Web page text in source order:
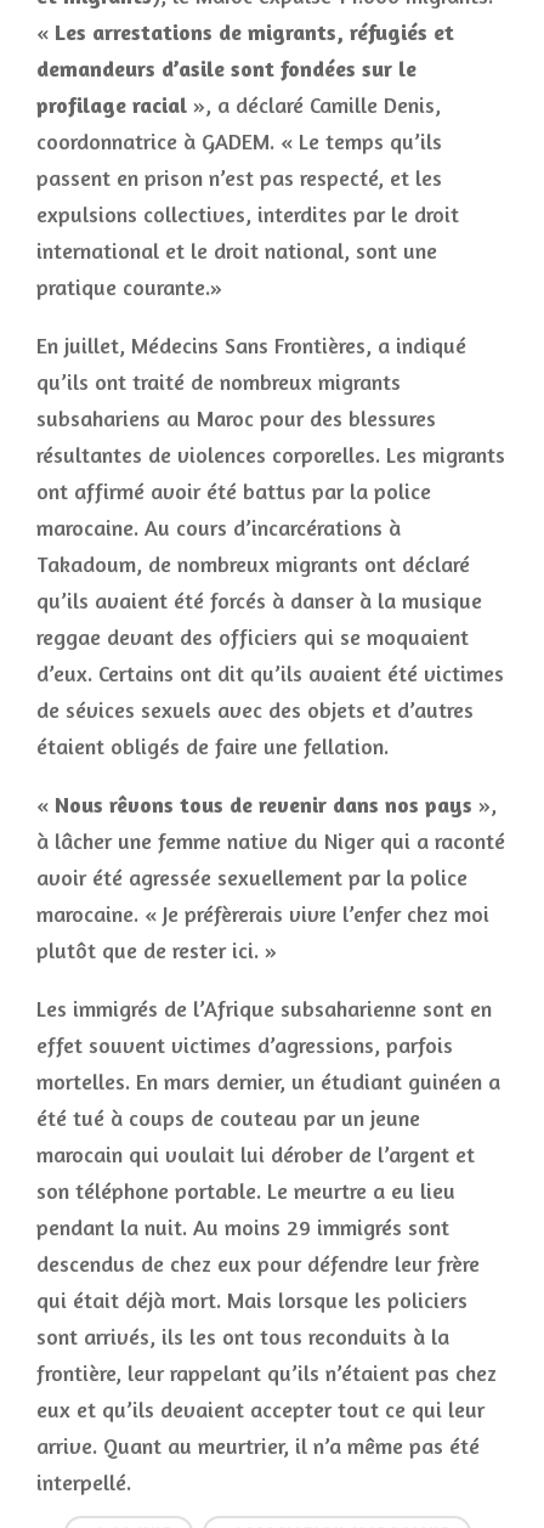
« Les arrestations de migrants, réfugiés et
demandeurs d’asile sont fondées sur le
profilage racial », a déclaré Camille Denis,
coordonnatrice à GADEM. « Le temps qu’ils
passent en prison n’est pas respecté, et les
expulsions collectives, interdites par le droit
international et le droit national, sont une
pratique courante.»
En juillet, Médecins Sans Frontières, a indiqué
qu’ils ont traité de nombreux migrants
subsahariens au Maroc pour des blessures
résultantes de violences corporelles. Les migrants
ont affirmé avoir été battus par la police
marocaine. Au cours d’incarcérations à
Takadoum, de nombreux migrants ont déclaré
qu’ils avaient été forcés à danser à la musique
reggae devant des officiers qui se moquaient
d’eux. Certains ont dit qu’ils avaient été victimes
de sévices sexuels avec des objets et d’autres
étaient obligés de faire une fellation.
« Nous rêvons tous de revenir dans nos pays »,
à lâcher une femme native du Niger qui a raconté
avoir été agressée sexuellement par la police
marocaine. « Je préfèrerais vivre l’enfer chez moi
plutôt que de rester ici. »
Les immigrés de l’Afrique subsaharienne sont en
effet souvent victimes d’agressions, parfois
mortelles. En mars dernier, un étudiant guinéen a
été tué à coups de couteau par un jeune
marocain qui voulait lui dérober de l’argent et
son téléphone portable. Le meurtre a eu lieu
pendant la nuit. Au moins 29 immigrés sont
descendus de chez eux pour défendre leur frère
qui était déjà mort. Mais lorsque les policiers
sont arrivés, ils les ont tous reconduits à la
frontière, leur rappelant qu’ils n’étaient pas chez
eux et qu’ils devaient accepter tout ce qui leur
arrive. Quant au meurtrier, il n’a même pas été
interpellé.